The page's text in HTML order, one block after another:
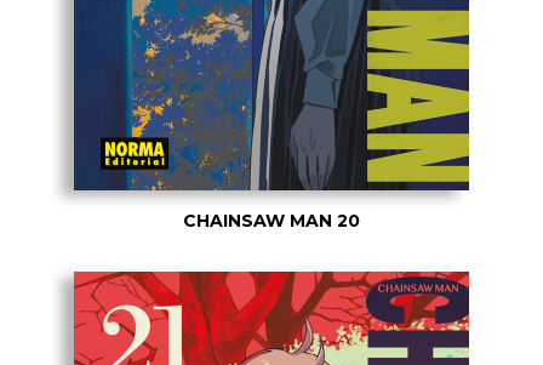
CHAINSAW MAN 20